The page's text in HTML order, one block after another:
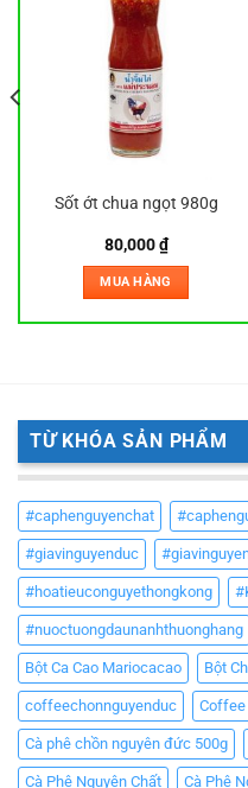
Sốt ớt chua ngọt 980g
80,000₫
MUA HÀNG
TỪ KHÓA SẢN PHẨM
#caphenguyenchat
#giavinguyenduc
#hoatieuconguyethongkong
#nuoctuongdaunanhthuonghang
Bột Ca Cao Mariocacao Bột
coffeechonnguyenduc Coffee
Cà phê chồn nguyên đức 500g
Cà Phê Nguyên Chất Cà Phê